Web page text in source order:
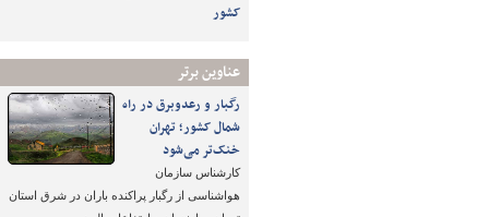
کشور
عناوین برتر
رگبار و رعدوبرق در راه
شمال کشور؛ تهران
خنک‌تر می‌شود
کارشناس سازمان
هواشناسی از رگبار پراکنده باران در شرق استان